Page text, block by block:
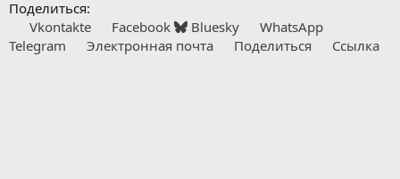
Поделиться:
Vkontakte
Facebook Bluesky
WhatsApp
Telegram
Электронная почта Поделиться Ссылка